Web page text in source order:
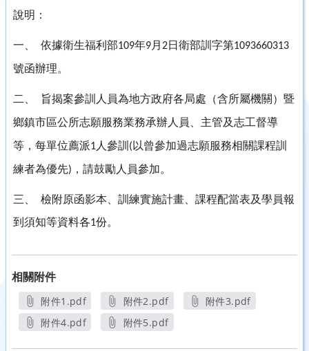
說明：
一、 依據衛生福利部109年9月 2日衛部訓字第1093660313
號函辦理。
二、
旨揭案參訓人員為地方政府各局處（含所屬機關）暨
鄉鎮市區公所志願服務業務承辦人員、主管及志工督導
等，每單位薦派1人參訓 ( 以曾參加過志願服務相關課程訓
練者為優先) ，請鼓勵人員參加。
三、
檢附原函影本、訓練實施計畫、課程配當表及學員報
到須知等資料各1份。
相關附件
附件1.pdf
另開新視窗
附件2.pdf
另開新視窗
附件3.pdf
附件4.pdf
附件5.pdf